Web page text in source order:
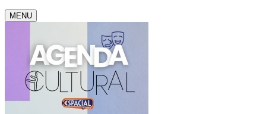
MENU